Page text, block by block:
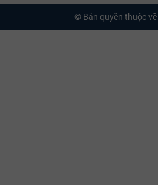
© Bản quyền thuộc về